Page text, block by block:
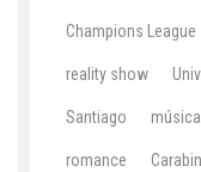
Champions League
reality show
Santiago música
romance